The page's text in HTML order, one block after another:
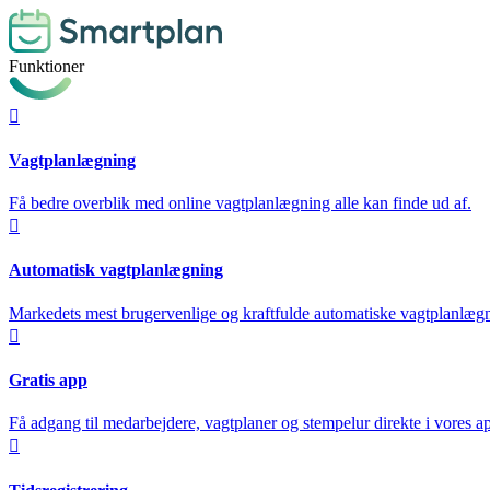
Funktioner

Vagtplanlægning
Få bedre overblik med online vagtplanlægning alle kan finde ud af.

Automatisk vagtplanlægning
Markedets mest brugervenlige og kraftfulde automatiske

Gratis app
Få adgang til medarbejdere, vagtplaner og stempelur direkte i vores
